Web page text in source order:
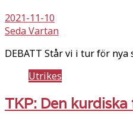
2021-11-10
Seda Vartan
DEBATT Står vi i tur för
Utrikes
TKP: Den